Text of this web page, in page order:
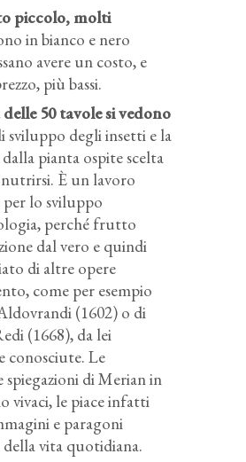
piccolo, molti
in bianco e nero
avere un costo, e
più bassi.
50 tavole si vedono
sviluppo degli insetti e la
pianta ospite scelta
È un lavoro
lo sviluppo
perché frutto
dal vero e quindi
di altre opere
come per esempio
(1602) o di
(1668), da lei
conosciute. Le
spiegazioni di Merian in
vivaci, le piace infatti
e paragoni
vita quotidiana.